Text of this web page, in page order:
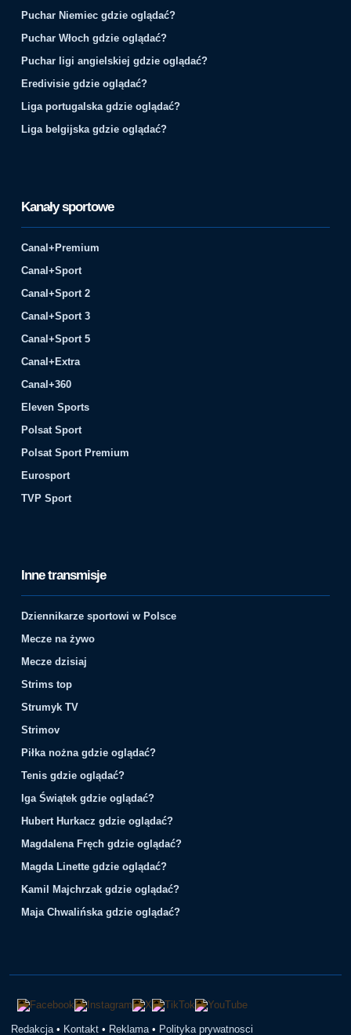
Puchar Niemiec gdzie oglądać?
Puchar Włoch gdzie oglądać?
Puchar ligi angielskiej gdzie oglądać?
Eredivisie gdzie oglądać?
Liga portugalska gdzie oglądać?
Liga belgijska gdzie oglądać?
Kanały sportowe
Canal+Premium
Canal+Sport
Canal+Sport 2
Canal+Sport 3
Canal+Sport 5
Canal+Extra
Canal+360
Eleven Sports
Polsat Sport
Polsat Sport Premium
Eurosport
TVP Sport
Inne transmisje
Dziennikarze sportowi w Polsce
Mecze na żywo
Mecze dzisiaj
Strims top
Strumyk TV
Strimov
Piłka nożna gdzie oglądać?
Tenis gdzie oglądać?
Iga Świątek gdzie oglądać?
Hubert Hurkacz gdzie oglądać?
Magdalena Fręch gdzie oglądać?
Magda Linette gdzie oglądać?
Kamil Majchrzak gdzie oglądać?
Maja Chwalińska gdzie oglądać?
Redakcja • Kontakt • Reklama • Polityka prywatnosci